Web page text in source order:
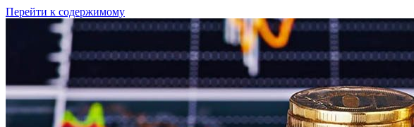
Перейти к содержимому